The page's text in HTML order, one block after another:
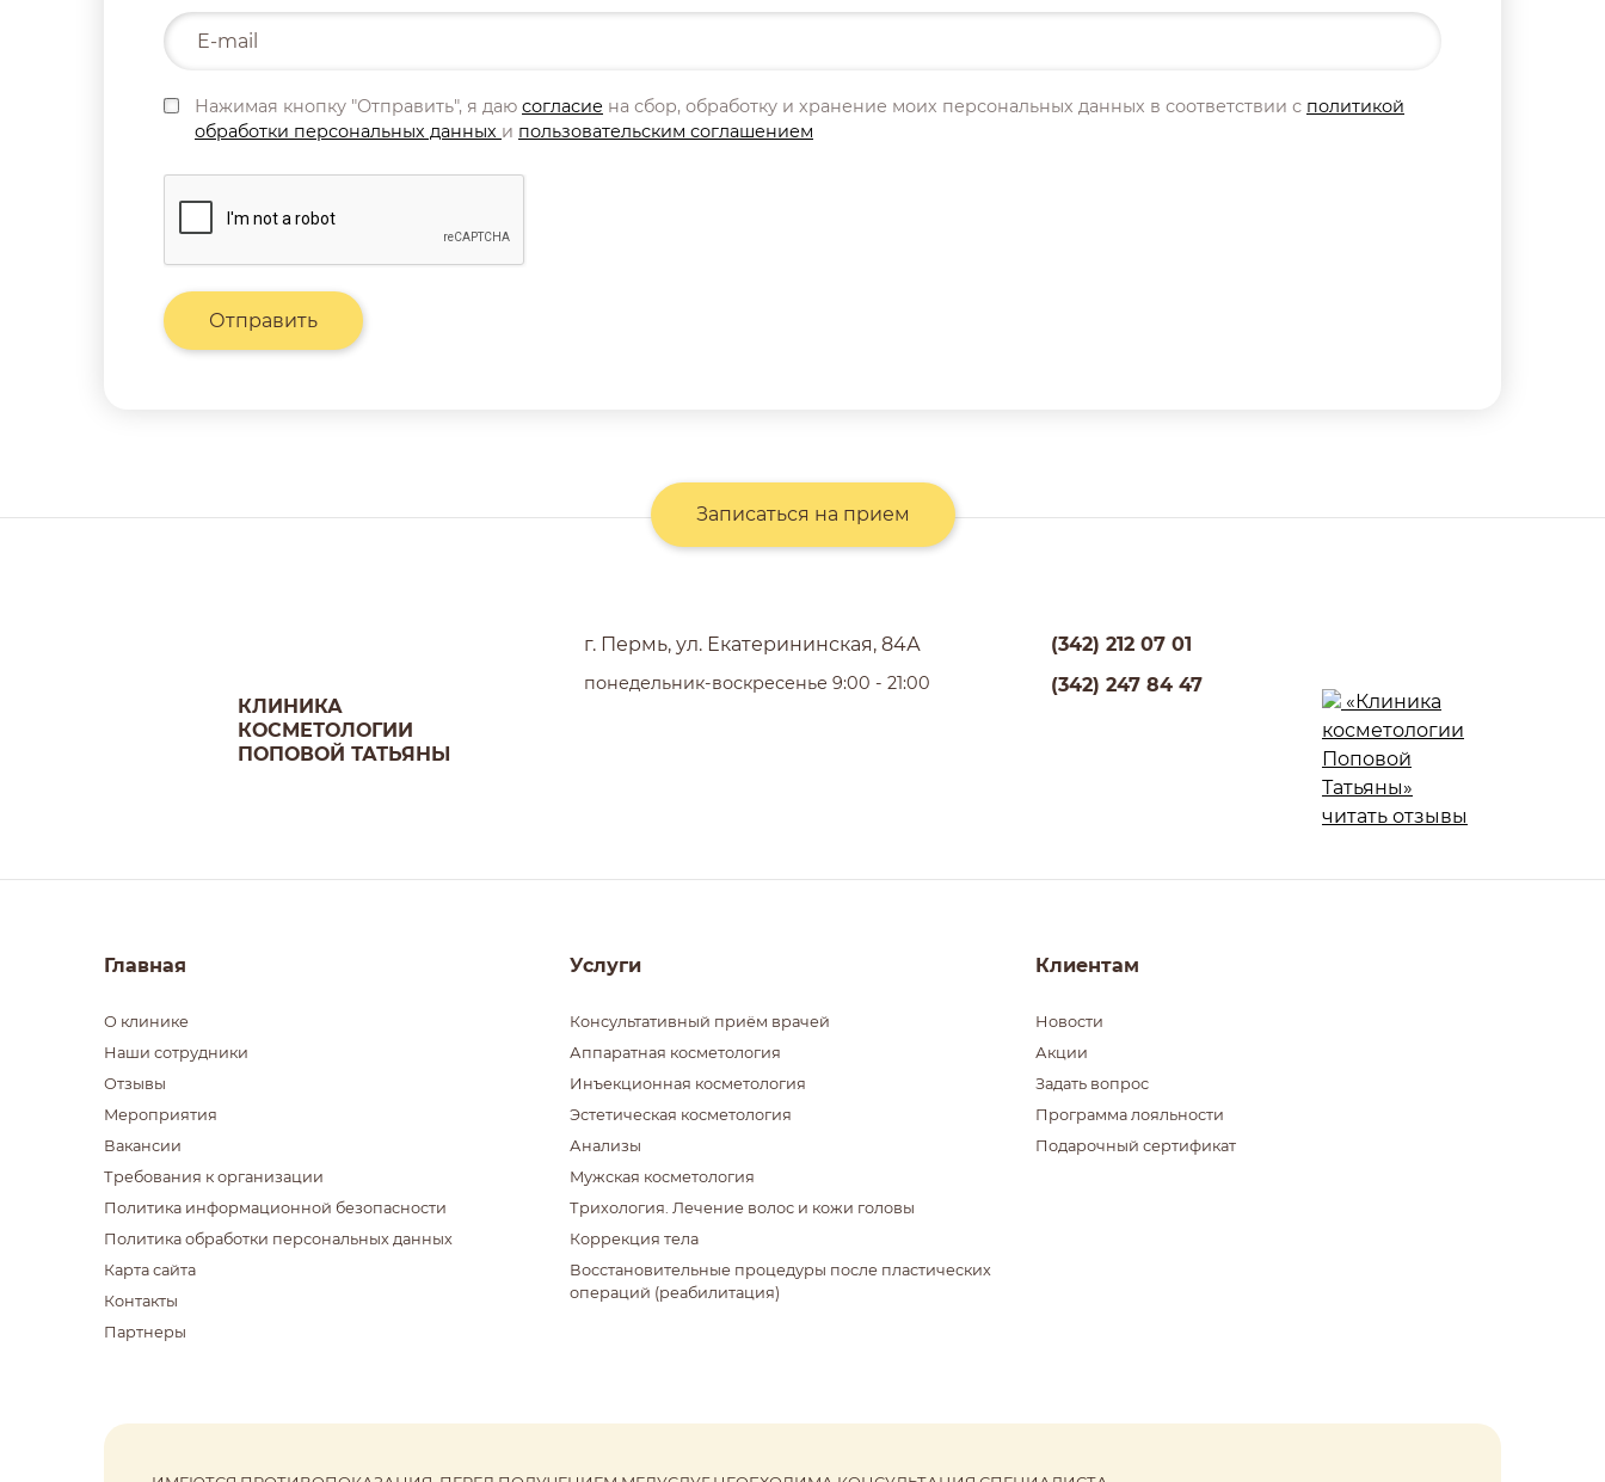
Нажимая кнопку "Отправить", я даю согласие на сбор, обработку и хранение моих персональных данных в соответствии с политикой
обработки персональных данных и пользовательским соглашением
Записаться на прием
КЛИНИКА
КОСМЕТОЛОГИИ
ПОПОВОЙ ТАТЬЯНЫ
г. Пермь, ул. Екатерининская, 84А
понедельник-воскресенье 9:00 - 21:00
(342) 212 07 01
(342) 247 84 47
«Клиника
косметологии
Поповой
Татьяны»
читать отзывы
Главная
О клинике
Наши сотрудники
Отзывы
Мероприятия
Вакансии
Требования к организации
Политика информационной безопасности
Политика обработки персональных данных
Карта сайта
Контакты
Партнеры
Услуги
Консультативный приём врачей
Аппаратная косметология
Инъекционная косметология
Эстетическая косметология
Анализы
Мужская косметология
Трихология. Лечение волос и кожи головы
Коррекция тела
Восстановительные процедуры после пластических
операций (реабилитация)
Клиентам
Новости
Акции
Задать вопрос
Программа лояльности
Подарочный сертификат